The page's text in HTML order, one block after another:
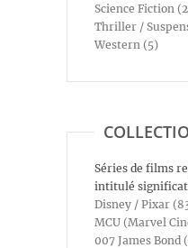
Science Fiction
Thriller /
Western (5)
Séries de films
intitulé
Disney / Pixar
MCU (Marvel
007 James Bond